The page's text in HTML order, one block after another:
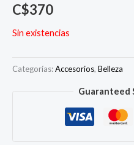
C$370
Sin existencias
Categorías:Accesorios, Belleza
Guaranteed